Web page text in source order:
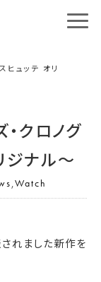
ヒュッテ オリ
・クロノグ
ジナル～
,Watch
れました新作を